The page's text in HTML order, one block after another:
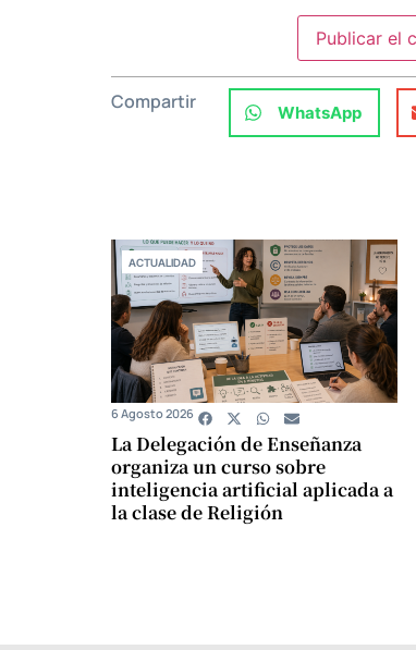
Compartir WhatsApp
ACTUALIDAD
La Delegación de Enseñanza
organiza un curso sobre
inteligencia artificial aplicada a
la clase de Religión
6 Agosto 2026